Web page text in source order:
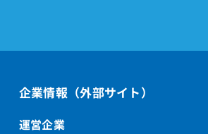
企業情報（外部サイト）
運営企業